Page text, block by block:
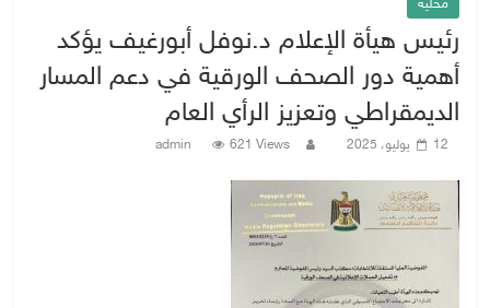
محلية
رئيس هيأة الإعلام د.نوفل أبورغيف يؤكد
أهمية دور الصحف الورقية في دعم المسار
الديمقراطي وتعزيز الرأي العام
12 يوليو، 2025 admin 621 Views